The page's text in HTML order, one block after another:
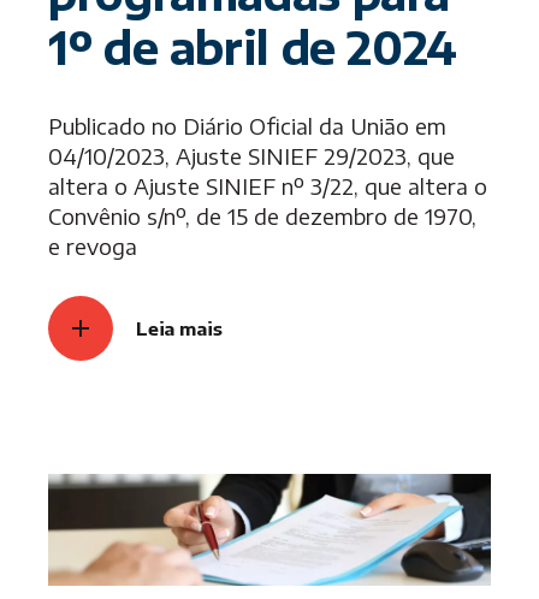
1º de abril de 2024
Publicado no Diário Oficial da União em
04/10/2023, Ajuste SINIEF 29/2023, que
altera o Ajuste SINIEF nº 3/22, que altera o
Convênio s/nº, de 15 de dezembro de 1970,
e revoga
Leia mais